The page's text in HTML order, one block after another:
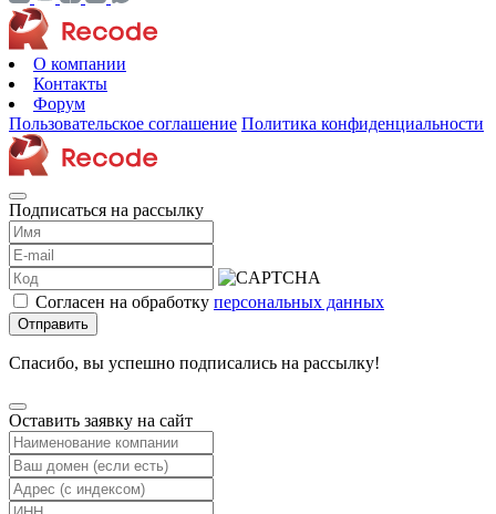
О компании
Контакты
Форум
Пользовательское соглашение Политика конфиденциальности
Подписаться на рассылку
Согласен на обработку персональных данных
Отправить
Спасибо, вы успешно подписались на рассылку!
Оставить заявку на сайт